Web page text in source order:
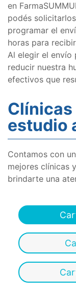
en
podés
programar el
horas para
Al elegir el envío
reducir nuestra
efectivos que
Clínicas
estudio
Contamos con
mejores clínicas
brindarte una